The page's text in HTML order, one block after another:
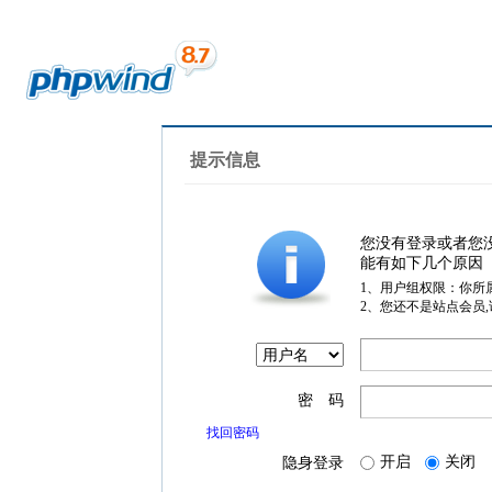
提示信息
您没有登录或者您
能有如下几个原因
1、用户组权限：你所
2、您还不是站点会员
密 码
找回密码
隐身登录 开启 关闭